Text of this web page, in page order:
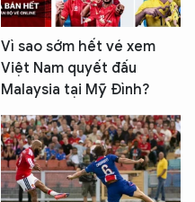
Vì sao sớm hết vé xem
Việt Nam quyết đấu
Malaysia tại Mỹ Đình?